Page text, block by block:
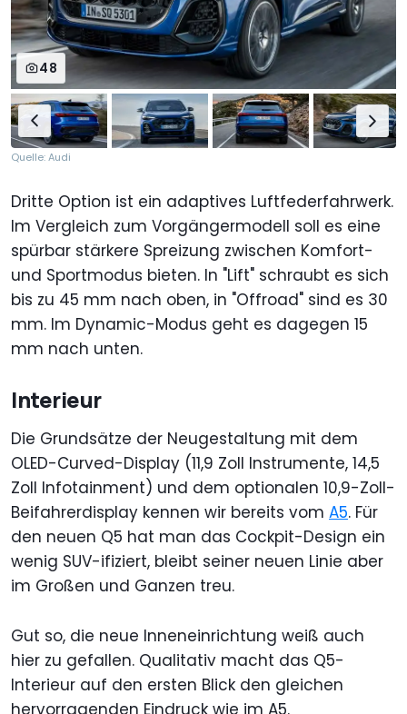
48
Quelle: Audi
Dritte Option ist ein adaptives Luftfederfahrwerk.
Im Vergleich zum Vorgängermodell soll es eine
spürbar stärkere Spreizung zwischen Komfort-
und Sportmodus bieten. In "Lift" schraubt es sich
bis zu 45 mm nach oben, in "Offroad" sind es 30
mm. Im Dynamic-Modus geht es dagegen 15
mm nach unten.
Interieur
Die Grundsätze der Neugestaltung mit dem
OLED-Curved-Display (11,9 Zoll Instrumente, 14,5
Zoll Infotainment) und dem optionalen 10,9-Zoll-
Beifahrerdisplay kennen wir bereits vom A5. Für
den neuen Q5 hat man das Cockpit-Design ein
wenig SUV-ifiziert, bleibt seiner neuen Linie aber
im Großen und Ganzen treu.
Gut so, die neue Inneneinrichtung weiß auch
hier zu gefallen. Qualitativ macht das Q5-
Interieur auf den ersten Blick den gleichen
hervorragenden Eindruck wie im A5.